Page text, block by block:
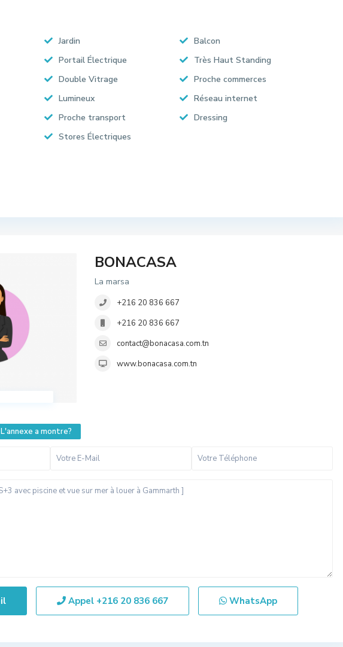
Jardin
Balcon
Portail Électrique
Très Haut Standing
Double Vitrage
Proche commerces
Lumineux
Réseau internet
Proche transport
Dressing
Stores Électriques
BONACASA
La marsa
+216 20 836 667
+216 20 836 667
contact@bonacasa.com.tn
www.bonacasa.com.tn
L'annexe a montre?
Appel +216 20 836 667 WhatsApp